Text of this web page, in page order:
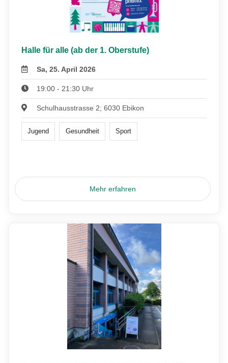
Halle für alle (ab der 1. Oberstufe)
Sa, 25. April 2026
19:00 - 21:30 Uhr
Schulhausstrasse 2; 6030 Ebikon
Jugend Gesundheit Sport
Mehr erfahren